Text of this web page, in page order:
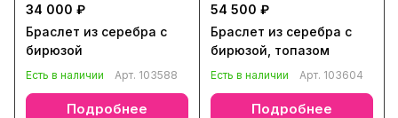
34 000 ₽
Браслет из серебра с
бирюзой
Есть в наличии Арт. 103588
Подробнее
54 500 ₽
Браслет из серебра с
бирюзой, топазом
Есть в наличии Арт. 103604
Подробнее